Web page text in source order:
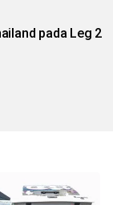
pada Leg 2